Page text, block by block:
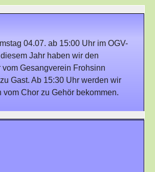
04.07. ab 15:00 Uhr im OGV-
Jahr haben wir den
Gesangverein Frohsinn
Gast. Ab 15:30 Uhr werden wir
Chor zu Gehör bekommen.